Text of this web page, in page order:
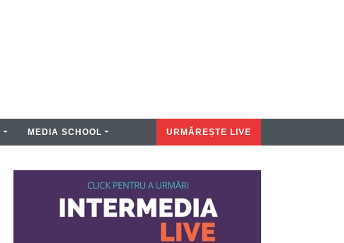
MEDIA SCHOOL URMĂREȘTE LIVE